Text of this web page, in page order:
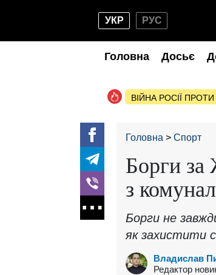
УКР РУС
Головна Досьє
ВІЙНА РОСІЇ ПРОТИ
Головна Спорт
Борги за
з
Борги не
як захистити
Владислав
Редактор